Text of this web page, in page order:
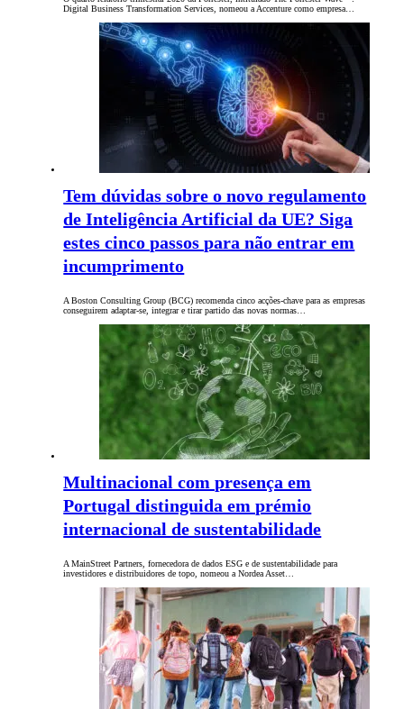
Digital Business Transformation Services, nomeou a Accenture como empresa…
Tem dúvidas sobre o novo regulamento
de Inteligência Artificial da UE? Siga
estes cinco passos para não entrar em
incumprimento
A Boston Consulting Group (BCG) recomenda cinco acções-chave para as empresas
conseguirem adaptar-se, integrar e tirar partido das novas normas…
Multinacional com presença em
Portugal distinguida em prémio
internacional de sustentabilidade
A MainStreet Partners, fornecedora de dados ESG e de sustentabilidade para
investidores e distribuidores de topo, nomeou a Nordea Asset…